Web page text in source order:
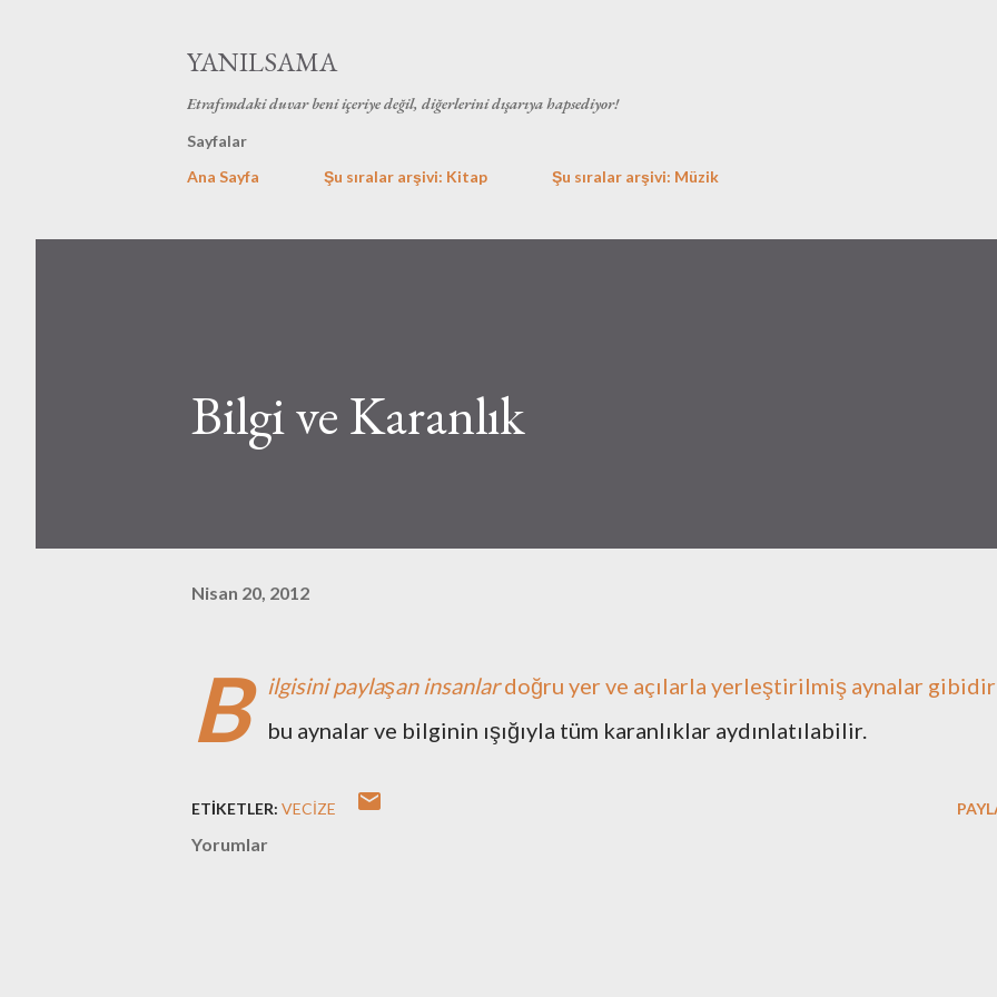
YANILSAMA
Etrafımdaki duvar beni içeriye değil, diğerlerini dışarıya hapsediyor!
Sayfalar
Ana Sayfa
Şu sıralar arşivi: Kitap Şu sıralar arşivi: Müzik
Bilgi ve Karanlık
Nisan 20, 2012
B ilgisini paylaşan insanlardoğru yer ve açılarla yerleştirilmiş aynalar
bu aynalar ve bilginin ışığıyla tüm karanlıklar aydınlatılabilir.
ETIKETLER: VECIZE
Yorumlar